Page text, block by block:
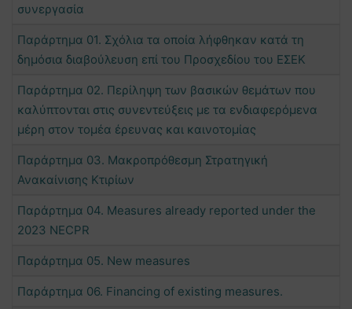
συνεργασία
Παράρτημα 01. Σχόλια τα οποία λήφθηκαν κατά τη
δημόσια διαβούλευση επί του Προσχεδίου του ΕΣΕΚ
Παράρτημα 02. Περίληψη των βασικών θεμάτων που
καλύπτονται στις συνεντεύξεις με τα ενδιαφερόμενα
μέρη στον τομέα έρευνας και καινοτομίας
Παράρτημα 03. Μακροπρόθεσμη Στρατηγική
Ανακαίνισης Κτιρίων
Παράρτημα 04. Measures already reported under the
2023 NECPR
Παράρτημα 05. New measures
Παράρτημα 06. Financing of existing measures.